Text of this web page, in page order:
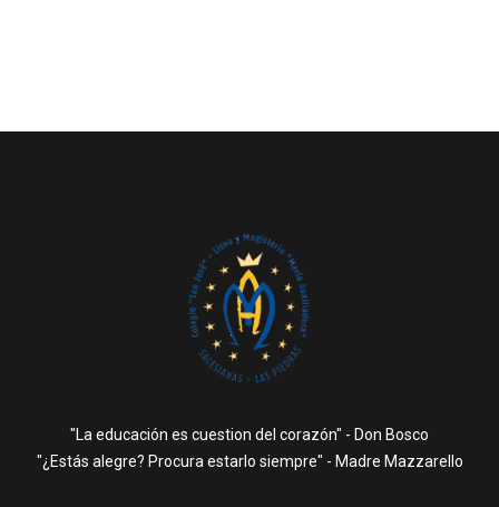
"La educación es cuestion del corazón" - Don Bosco
"¿Estás alegre? Procura estarlo siempre" - Madre Mazzarello